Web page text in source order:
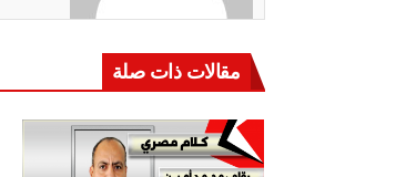
مقالات ذات صلة